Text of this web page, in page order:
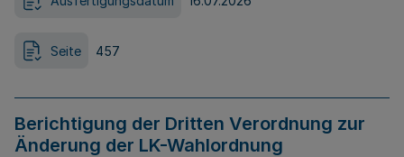
Seite 457
Berichtigung der Dritten Verordnung zur
Änderung der LK-Wahlordnung